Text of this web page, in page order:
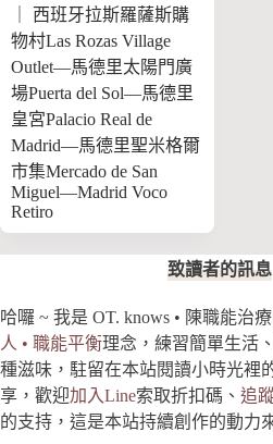
｜ 西班牙拉斯羅薩斯購
物村Las Rozas Village
Outlet—馬德里太陽門廣
場Puerta del Sol—馬德里
皇宮Palacio Real de
Madrid—馬德里聖米格爾
市集Mercado de San
Miguel—Madrid Voco
Retiro
致讀者的訊息
哈囉 ~ 我是 OT. knows • 陳職能治
人 • 職能平衡理念，練習簡單生活
種滋味，駐留在本站閱讀小時光裡
享，歡迎加入Line索取折扣碼、 追
的支持 ，這是本站持續創作的動力